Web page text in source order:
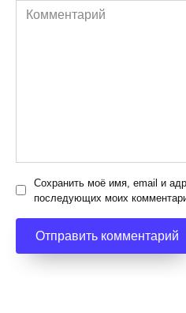
Комментарий
Сохранить моё имя, email и
последующих моих